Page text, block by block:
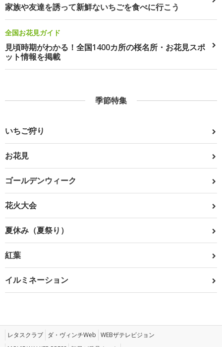
家族や友達を誘って新鮮ないちごを食べに行こう
全国お花見ガイド
見頃時期がわかる！全国1400カ所の桜名所・お花見スポ
ット情報を掲載
季節特集
いちご狩り
お花見
ゴールデンウィーク
花火大会
夏休み（夏祭り）
紅葉
イルミネーション
レタスクラブ ダ・ヴィンチWeb WEBザテレビジョン